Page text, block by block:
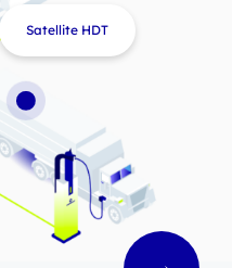
Satellite HDT